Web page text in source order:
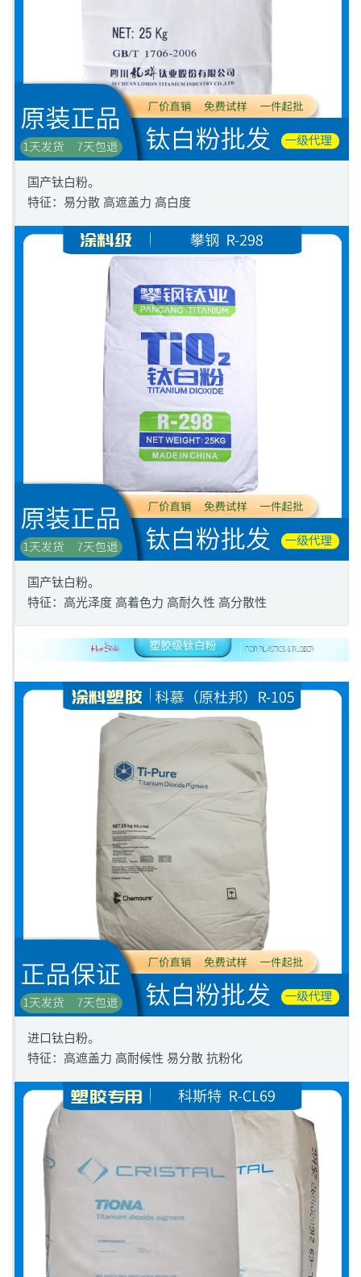
国产钛白粉。
特征：易分散 高遮盖力 高白度
国产钛白粉。
特征：高光泽度 高着色力 高耐久性 高分散性
进口钛白粉。
特征：高遮盖力 高耐候性 易分散 抗粉化